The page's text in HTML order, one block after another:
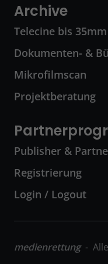
Archive
Telecine bis 35mm
Dokumenten- &
Mikrofilmscan
Projektberatung
Publisher &
Registrierung
Login / Logout
medienrettung -